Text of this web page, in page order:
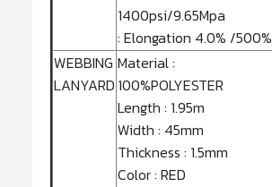
1400psi/9.65Mpa
: Elongation 4.0% /500%
WEBBING
LANYARD
Material :
100%POLYESTER
Length : 1.95m
Width : 45mm
Thickness : 1.5mm
Color : RED